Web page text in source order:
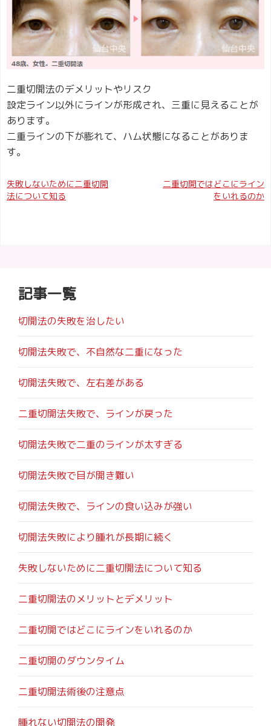
二重切開法のデメリットやリスク
設定ライン以外にラインが形成され、三重に見えることが
あります。
二重ラインの下が膨れて、ハム状態になることがありま
す。
投
ゲ
ー
シ
ョ
ン
失敗しないために二重切開
法について知る
二重切開ではどこにライン
をいれるのか
記事一覧
切開法の失敗を治したい
切開法失敗で、不自然な二重になった
切開法失敗で、左右差がある
二重切開法失敗で、ラインが戻った
切開法失敗で二重のラインが太すぎる
切開法失敗で目が開き難い
切開法失敗で、ラインの食い込みが強い
切開法失敗により腫れが長期に続く
失敗しないために二重切開法について知る
二重切開法のメリットとデメリット
二重切開ではどこにラインをいれるのか
二重切開のダウンタイム
二重切開法術後の注意点
腫れない切開法の開発